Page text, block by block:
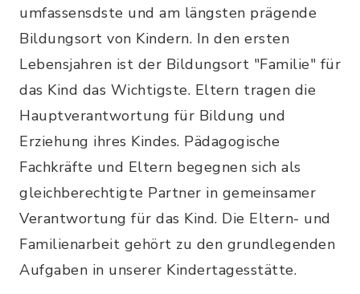
umfassensdste und am längsten prägende
Bildungsort von Kindern. In den ersten
Lebensjahren ist der Bildungsort "Familie" für
das Kind das Wichtigste. Eltern tragen die
Hauptverantwortung für Bildung und
Erziehung ihres Kindes. Pädagogische
Fachkräfte und Eltern begegnen sich als
gleichberechtigte Partner in gemeinsamer
Verantwortung für das Kind. Die Eltern- und
Familienarbeit gehört zu den grundlegenden
Aufgaben in unserer Kindertagesstätte.